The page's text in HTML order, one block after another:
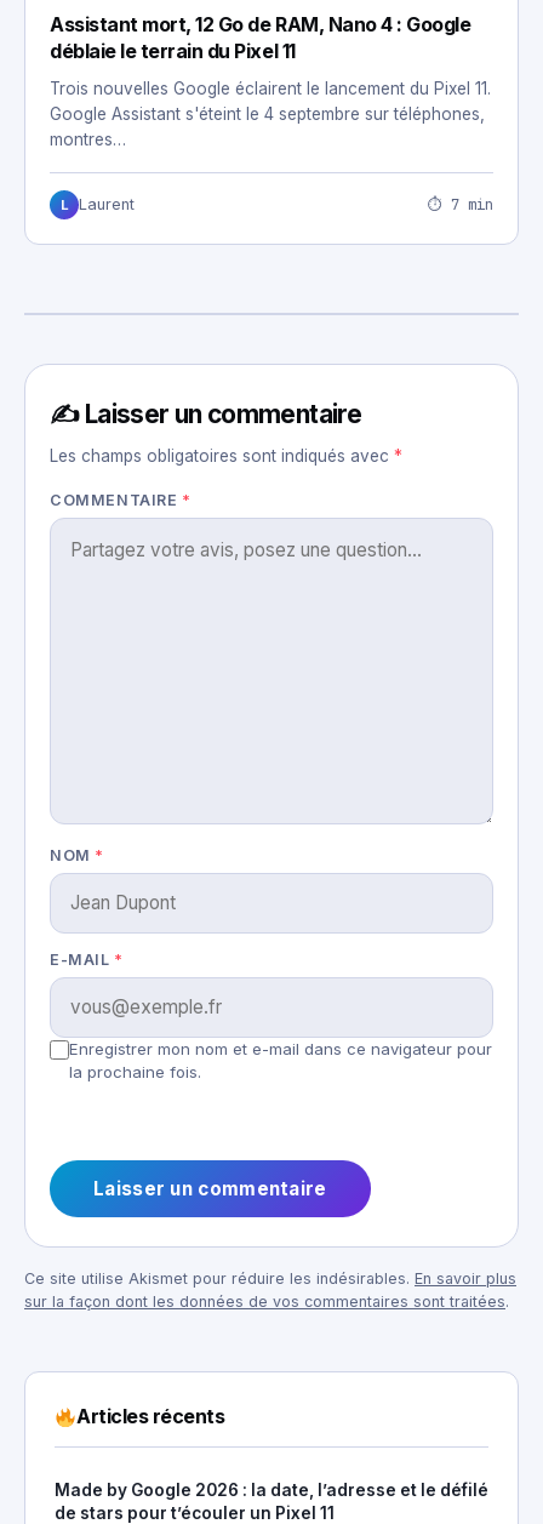
Assistant mort, 12 Go de RAM, Nano 4 : Google
déblaie le terrain du Pixel 11
Trois nouvelles Google éclairent le lancement du Pixel 11.
Google Assistant s'éteint le 4 septembre sur téléphones,
montres…
L Laurent ⏱ 7 min
✍️ Laisser un commentaire
Les champs obligatoires sont indiqués avec *
COMMENTAIRE *
NOM *
E-MAIL *
Enregistrer mon nom et e-mail dans ce navigateur pour
la prochaine fois.
Ce site utilise Akismet pour réduire les indésirables. En savoir plus
sur la façon dont les données de vos commentaires sont traitées.
Articles récents
Made by Google 2026 : la date, l’adresse et le défilé
de stars pour t’écouler un Pixel 11